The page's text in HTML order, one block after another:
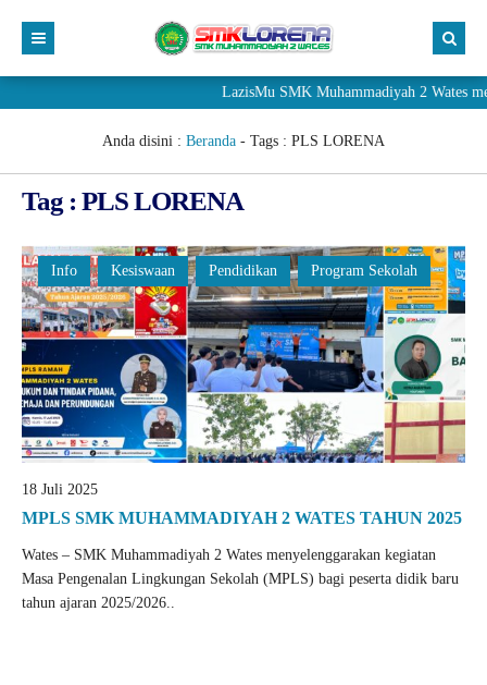
LazisMu SMK Muhammadiyah 2 Wates
Anda disini : Beranda - Tags : PLS LORENA
Tag : PLS LORENA
Info Kesiswaan Pendidikan Program Sekolah
18 Juli 2025
MPLS SMK MUHAMMADIYAH 2 WATES TAHUN 2025
Wates – SMK Muhammadiyah 2 Wates menyelenggarakan kegiatan
Masa Pengenalan Lingkungan Sekolah (MPLS) bagi peserta didik baru
tahun ajaran 2025/2026..